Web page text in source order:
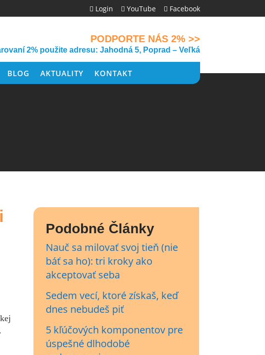
 Login  YouTube  Facebook
PODPORTE NÁS 2% >>
2% použite adresu: Jahodná 5, Poprad – Veľká
BLOG AKTUALITY KONTAKT
Podobné Články
Nauč sa milovať svoj tieň (nie
báť sa ho): tri kroky ako
akceptovať seba
Sedem vecí, ktoré získaš, keď
dnes nebudeš piť
5 kľúčových komponentov pre
úspešné dlhodobé